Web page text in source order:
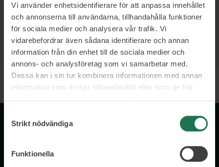
Vi använder enhetsidentifierare för att anpassa innehållet
och annonserna till användarna, tillhandahålla funktioner
för sociala medier och analysera vår trafik. Vi
vidarebefordrar även sådana identifierare och annan
information från din enhet till de sociala medier och
annons- och analysföretag som vi samarbetar med.
Dessa kan i sin tur kombinera informationen med annan
information som du har tillhandahållit eller som de har
samlat in när du har använt deras tjänster.
Strikt nödvändiga
Funktionella